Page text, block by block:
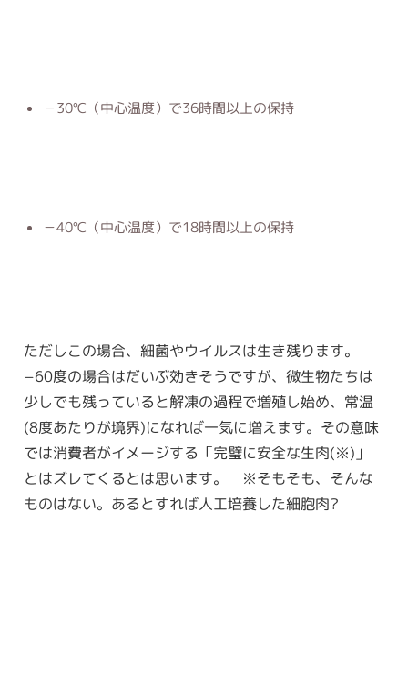
－30℃（中心温度）で36時間以上の保持
－40℃（中心温度）で18時間以上の保持
ただしこの場合、細菌やウイルスは生き残ります。
−60度の場合はだいぶ効きそうですが、微生物たちは
少しでも残っていると解凍の過程で増殖し始め、常温
(8度あたりが境界)になれば一気に増えます。その意味
では消費者がイメージする「完璧に安全な生肉(※)」
とはズレてくるとは思います。 ※そもそも、そんな
ものはない。あるとすれば人工培養した細胞肉?